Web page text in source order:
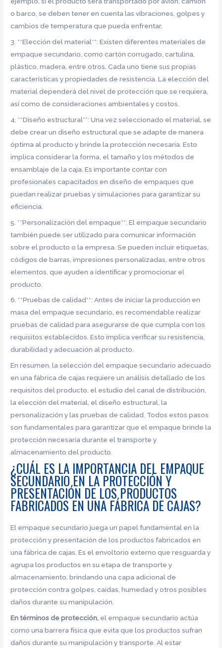
o barco, se deben tener en cuenta las vibraciones, golpes y
cambios de temperatura que pueda enfrentar.
3. **Elección del material**: Existen diferentes materiales de
empaque secundario, como cartón corrugado, cartulina,
plástico, madera, entre otros. Cada uno tiene sus propias
características y propiedades de resistencia. La elección del
material dependerá del nivel de protección que se requiera,
así como de consideraciones ambientales y costos.
4. **Diseño estructural**: Una vez seleccionado el material, se
debe crear un diseño estructural que se adapte de manera
óptima al producto y brinde la protección necesaria. Esto
implica considerar la forma, el tamaño y los métodos de
ensamblaje de la caja. Es importante contar con
profesionales capacitados en diseño de empaques que
puedan realizar pruebas y simulaciones para garantizar su
eficiencia.
5. **Personalización del empaque**: El empaque secundario
también puede ser utilizado para comunicar información
sobre el producto o la empresa. Se pueden incluir etiquetas,
códigos de barras, impresiones personalizadas, entre otros
elementos, que ayuden a identificar y promocionar el
producto.
6. **Pruebas de calidad**: Antes de iniciar la producción en
masa del empaque secundario, es recomendable realizar
pruebas de calidad para asegurarse de que cumpla con los
requisitos establecidos. Esto implica verificar su resistencia,
durabilidad y adecuación al producto.
En resumen, la selección del empaque secundario adecuado
en una fábrica de cajas requiere un análisis detallado de los
requisitos del producto, el estudio del canal de distribución,
la elección del material, el diseño estructural, la
personalización y las pruebas de calidad. Todos estos pasos
son fundamentales para garantizar que el empaque brinde la
protección necesaria durante el transporte y
almacenamiento del producto.
¿CUÁL ES LA IMPORTANCIA DEL EMPAQUE
SECUNDARIO EN LA PROTECCIÓN Y
PRESENTACIÓN DE LOS PRODUCTOS
FABRICADOS EN UNA FÁBRICA DE CAJAS?
El empaque secundario juega un papel fundamental en la
protección y presentación de los productos fabricados en
una fábrica de cajas. Es el envoltorio externo que resguarda y
agrupa los productos en su etapa de transporte y
almacenamiento, brindando una capa adicional de
protección contra golpes, caídas, humedad y otros posibles
daños durante su manipulación.
En términos de protección, el empaque secundario actúa
como una barrera física que evita que los productos sufran
daños durante su manipulación y transporte. Al estar